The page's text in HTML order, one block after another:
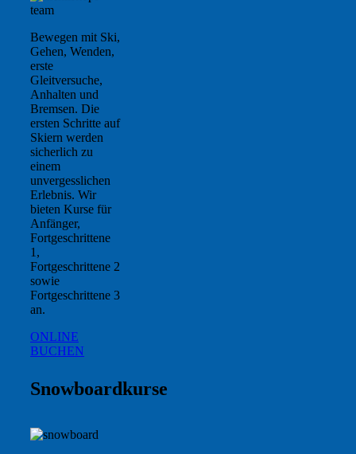
Bewegen mit Ski,
Gehen, Wenden,
erste
Gleitversuche,
Anhalten und
Bremsen. Die
ersten Schritte auf
Skiern werden
sicherlich zu
einem
unvergesslichen
Erlebnis. Wir
bieten Kurse für
Anfänger,
Fortgeschrittene
1,
Fortgeschrittene 2
sowie
Fortgeschrittene 3
an.
ONLINE
BUCHEN
Snowboardkurse